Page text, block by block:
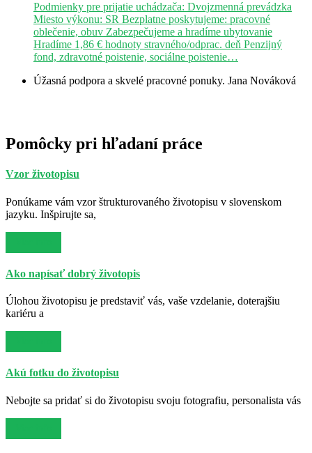
Podmienky pre prijatie uchádzača: Dvojzmenná prevádzka
Miesto výkonu: SR Bezplatne poskytujeme: pracovné
oblečenie, obuv Zabezpečujeme a hradíme ubytovanie
Hradíme 1,86 € hodnoty stravného/odprac. deň Penzijný
fond, zdravotné poistenie, sociálne poistenie…
Úžasná podpora a skvelé pracovné ponuky. Jana Nováková
Pomôcky pri hľadaní práce
Vzor životopisu
Ponúkame vám vzor štrukturovaného životopisu v slovenskom
jazyku. Inšpirujte sa,
Ako napísať dobrý životopis
Úlohou životopisu je predstaviť vás, vaše vzdelanie, doterajšiu
kariéru a
Akú fotku do životopisu
Nebojte sa pridať si do životopisu svoju fotografiu, personalista vás